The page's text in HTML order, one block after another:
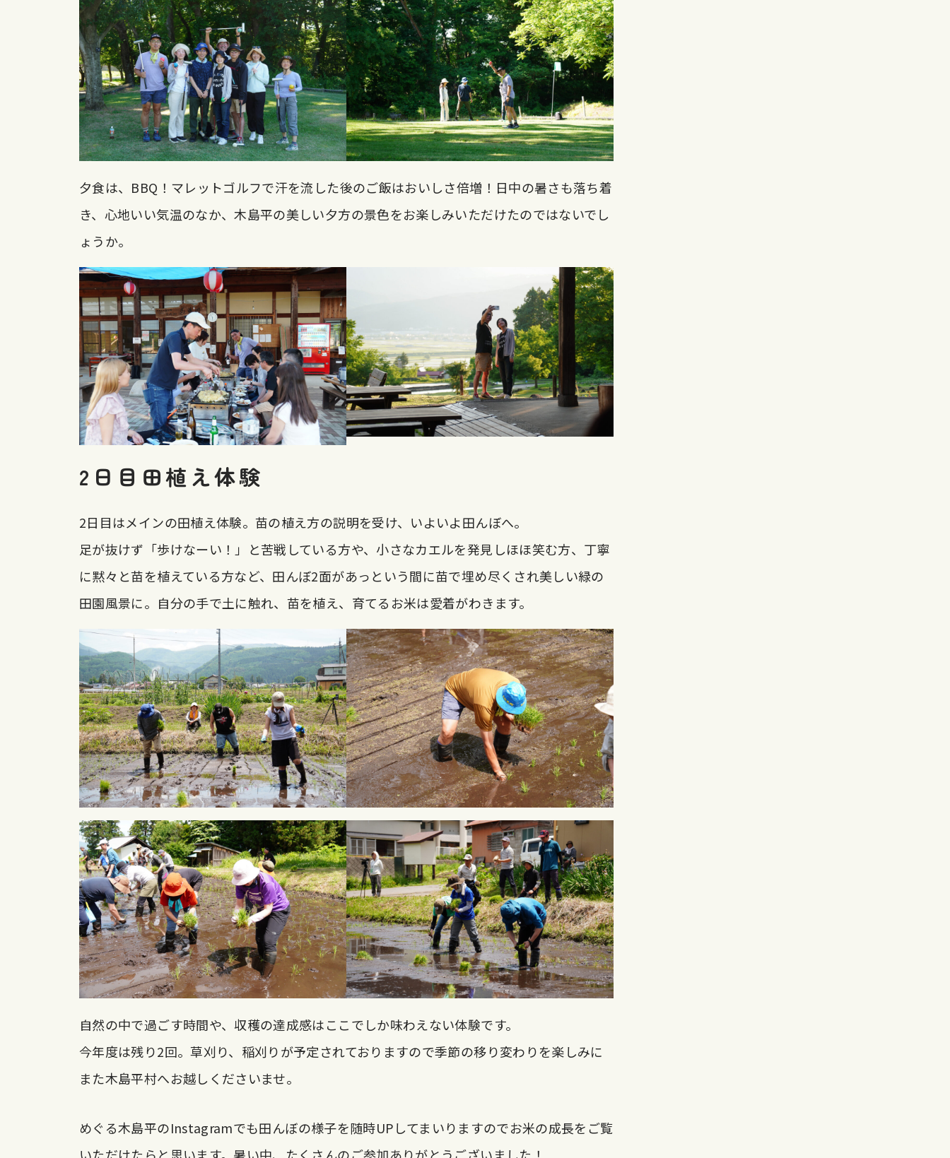
夕食は、BBQ！マレットゴルフで汗を流した後のご飯はおいしさ倍増！日中の暑さも落ち着
き、心地いい気温のなか、木島平の美しい夕方の景色をお楽しみいただけたのではないでし
ょうか。
2日目田植え体験
2日目はメインの田植え体験。苗の植え方の説明を受け、いよいよ田んぼへ。
足が抜けず「歩けなーい！」と苦戦している方や、小さなカエルを発見しほほ笑む方、丁寧
に黙々と苗を植えている方など、田んぼ2面があっという間に苗で埋め尽くされ美しい緑の
田園風景に。自分の手で土に触れ、苗を植え、育てるお米は愛着がわきます。
自然の中で過ごす時間や、収穫の達成感はここでしか味わえない体験です。
今年度は残り2回。草刈り、稲刈りが予定されておりますので季節の移り変わりを楽しみに
また木島平村へお越しくださいませ。
めぐる木島平のInstagramでも田んぼの様子を随時UPしてまいりますのでお米の成長をご覧
いただけたらと思います。暑い中、たくさんのご参加ありがとうございました！